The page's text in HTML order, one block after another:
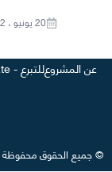
20 يونيو ، 2022
عن المشروعللتبرع - donate
©جميع الحقوق محفوظة